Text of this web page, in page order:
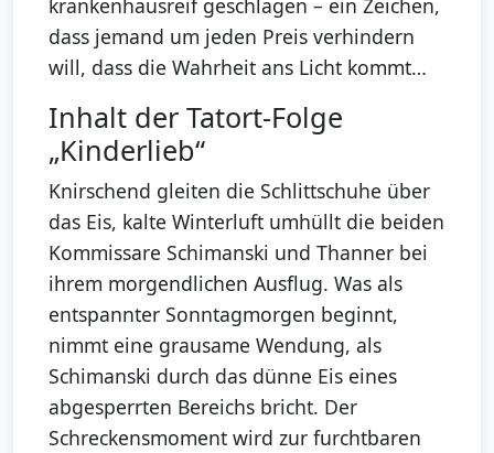
krankenhausreif geschlagen – ein Zeichen,
dass jemand um jeden Preis verhindern
will, dass die Wahrheit ans Licht kommt…
Inhalt der Tatort-Folge
„Kinderlieb“
Knirschend gleiten die Schlittschuhe über
das Eis, kalte Winterluft umhüllt die beiden
Kommissare Schimanski und Thanner bei
ihrem morgendlichen Ausflug. Was als
entspannter Sonntagmorgen beginnt,
nimmt eine grausame Wendung, als
Schimanski durch das dünne Eis eines
abgesperrten Bereichs bricht. Der
Schreckensmoment wird zur furchtbaren